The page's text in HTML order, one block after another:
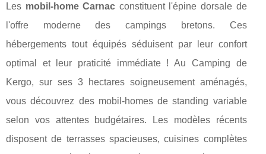
Les mobil-home Carnac constituent l'épine dorsale de
l'offre moderne des campings bretons. Ces
hébergements tout équipés séduisent par leur confort
optimal et leur praticité immédiate ! Au Camping de
Kergo, sur ses 3 hectares soigneusement aménagés,
vous découvrez des mobil-homes de standing variable
selon vos attentes budgétaires. Les modèles récents
disposent de terrasses spacieuses, cuisines complètes